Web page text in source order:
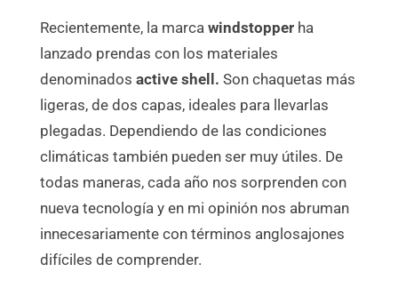
Recientemente, la marca windstopperha
lanzado prendas con los materiales
denominados active shell. Son chaquetas más
ligeras, de dos capas, ideales para llevarlas
plegadas. Dependiendo de las condiciones
climáticas también pueden ser muy útiles. De
todas maneras, cada año nos sorprenden con
nueva tecnología y en mi opinión nos abruman
innecesariamente con términos anglosajones
difíciles de comprender.